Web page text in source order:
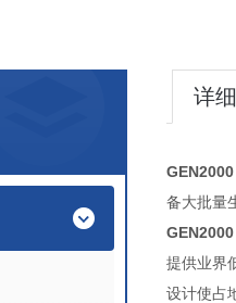
详
备大批
提供
设计使